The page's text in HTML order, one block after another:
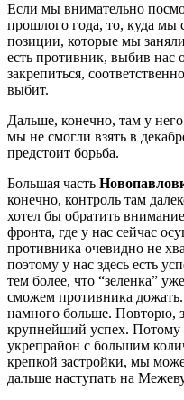
Если мы внимательно
прошлого года, то, куда мы
позиции, которые мы
есть противник, выбив нас
закрепиться,
выбит.
Дальше, конечно, там у
мы не смогли взять в
предстоит борьба.
Большая часть
конечно, контроль там
хотел бы обратить
фронта, где у нас сейчас
противника очевидно не
поэтому у нас здесь есть
тем более, что “зеленка”
сможем противника
намного больше. Повторю,
крупнейший успех. Потому
укрепрайон с большим
крепкой застройки, мы
дальше наступать на